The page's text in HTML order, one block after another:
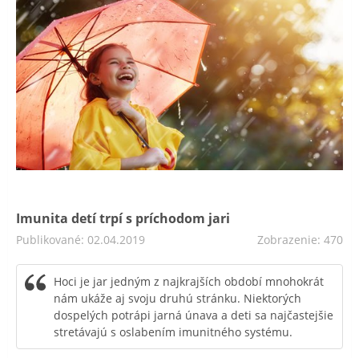
Imunita detí trpí s príchodom jari
Publikované: 02.04.2019 Zobrazenie: 470
Hoci je jar jedným z najkrajších období mnohokrát
nám ukáže aj svoju druhú stránku. Niektorých
dospelých potrápi jarná únava a deti sa najčastejšie
stretávajú s oslabením imunitného systému.